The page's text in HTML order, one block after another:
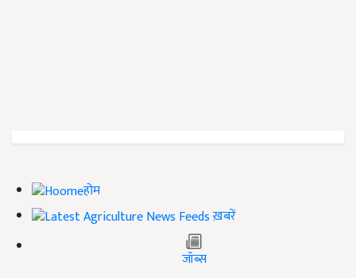
होम
ख़बरें
जॉब्स